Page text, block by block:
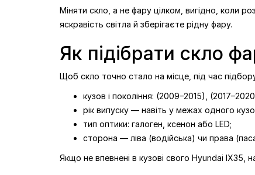
Міняти скло, а не фару цілком, вигідно, коли
яскравість світла й зберігаєте рідну фару.
Як підібрати скло
Щоб скло точно стало на місце, під час
кузов і покоління: (2009–2015),
рік випуску — навіть у межах одного
тип оптики: галоген, ксенон або LED;
сторона — ліва (водійська) чи права
Якщо не впевнені в кузові свого Hyundai IX35,